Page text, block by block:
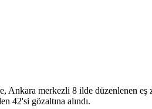
Ankara merkezli 8 ilde düzenlenen
42'si gözaltına alındı.